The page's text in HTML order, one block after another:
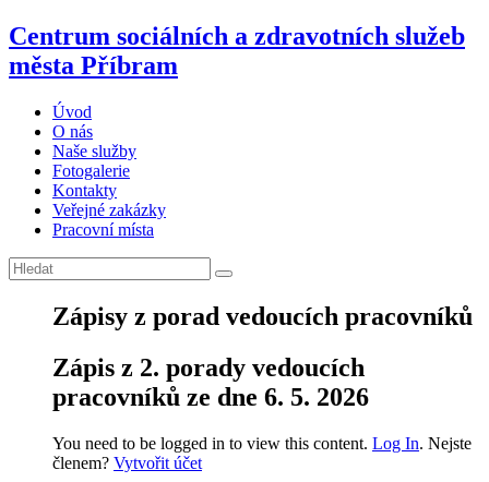
Centrum sociálních a zdravotních služeb
města Příbram
Úvod
O nás
Naše služby
Fotogalerie
Kontakty
Veřejné zakázky
Pracovní místa
Zápisy z porad vedoucích pracovníků
Zápis z 2. porady vedoucích
pracovníků ze dne 6. 5. 2026
You need to be logged in to view this content. Log In. Nejste
členem? Vytvořit účet